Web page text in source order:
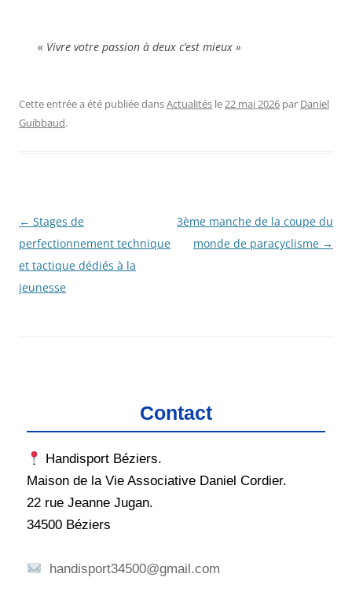
« Vivre votre passion à deux c’est mieux »
Cette entrée a été publiée dansActualités le22 mai 2026 par Daniel
Guibbaud.
Navigation
des
articles
← Stages de
perfectionnement technique
et tactique dédiés à la
jeunesse
3ème manche de la coupe du
monde de paracyclisme →
Contact
Handisport Béziers.
Maison de la Vie Associative Daniel Cordier.
22 rue Jeanne Jugan.
34500 Béziers
handisport34500@gmail.com